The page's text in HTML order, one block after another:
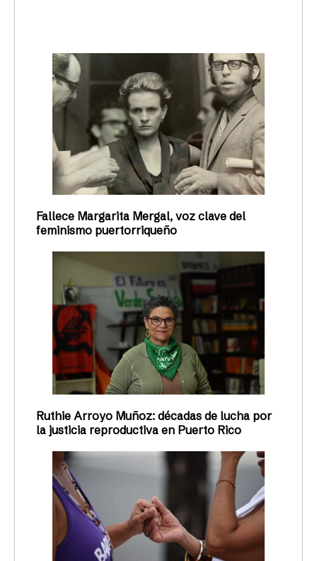
Fallece Margarita Mergal, voz clave del
feminismo puertorriqueño
Ruthie Arroyo Muñoz: décadas de lucha por
la justicia reproductiva en Puerto Rico